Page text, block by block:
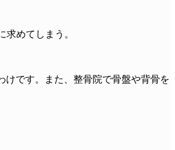
めてしまう。
けです。また、整骨院で骨盤や背骨を